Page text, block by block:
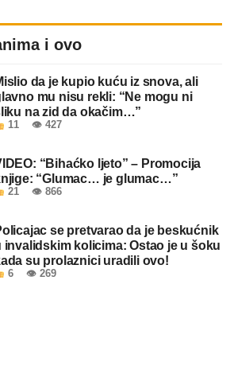
i ovo
da je kupio kuću iz snova, ali
mu nisu rekli: “Ne mogu ni
na zid da okačim…”
11 👁 427
“Bihaćko ljeto” – Promocija
“Glumac… je glumac…”
21 👁 866
se pretvarao da je beskućnik
invalidskim kolicima: Ostao je u šoku
su prolaznici uradili ovo!
6 👁 269